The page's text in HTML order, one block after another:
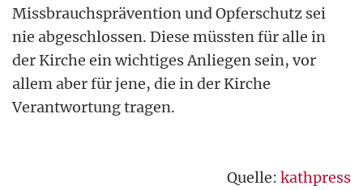
Missbrauchsprävention und Opferschutz sei
nie abgeschlossen. Diese müssten für alle in
der Kirche ein wichtiges Anliegen sein, vor
allem aber für jene, die in der Kirche
Verantwortung tragen.
Quelle: kathpress